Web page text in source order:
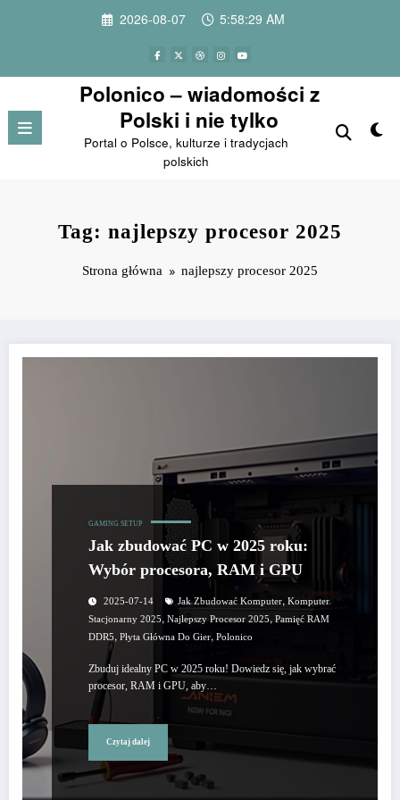
2026-08-07 5:58:29 AM
Polonico – wiadomości z
Polski i nie tylko
Portal o Polsce, kulturze i tradycjach
polskich
Tag: najlepszy procesor 2025
Strona główna najlepszy procesor 2025
GAMING SETUP
Jak zbudować PC w 2025 roku:
Wybór procesora, RAM i GPU
2025-07-14 Jak Zbudować Komputer, Komputer
Stacjonarny 2025, Najlepszy Procesor 2025, Pamięć RAM
DDR5, Płyta Główna Do Gier, Polonico
Zbuduj idealny PC w 2025 roku! Dowiedz się, jak wybrać
procesor, RAM i GPU, aby…
Czytaj dalej